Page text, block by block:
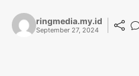
ringmedia.my.id
September 27, 2024